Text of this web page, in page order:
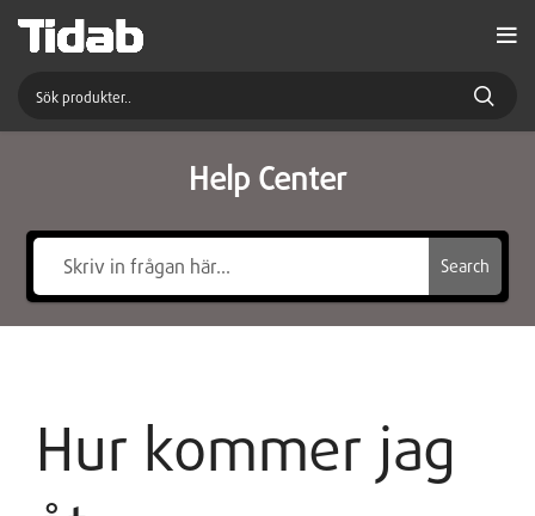
Help Center
Search
Hur kommer jag